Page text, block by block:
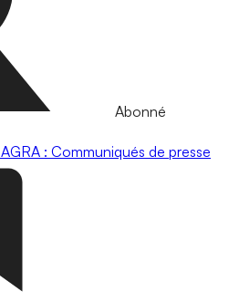
Abonné
AGRA : Communiqués de presse